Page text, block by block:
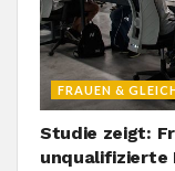
FRAUEN &
Studie zeigt:
unqualifizierte